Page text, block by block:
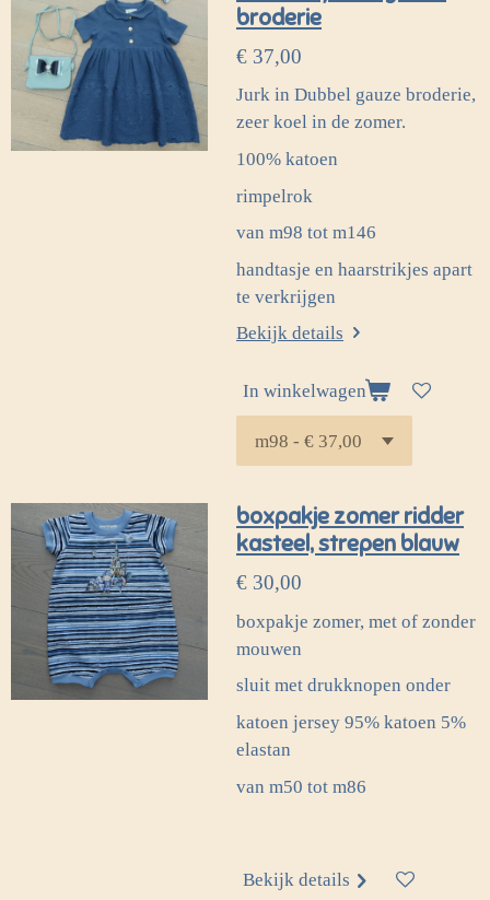
broderie
€ 37,00
Jurk in Dubbel gauze broderie,
zeer koel in de zomer.
100% katoen
rimpelrok
van m98 tot m146
handtasje en haarstrikjes apart
te verkrijgen
Bekijk details
In winkelwagen
boxpakje zomer ridder
kasteel, strepen blauw
€ 30,00
boxpakje zomer, met of zonder
mouwen
sluit met drukknopen onder
katoen jersey 95% katoen 5%
elastan
van m50 tot m86
Bekijk details